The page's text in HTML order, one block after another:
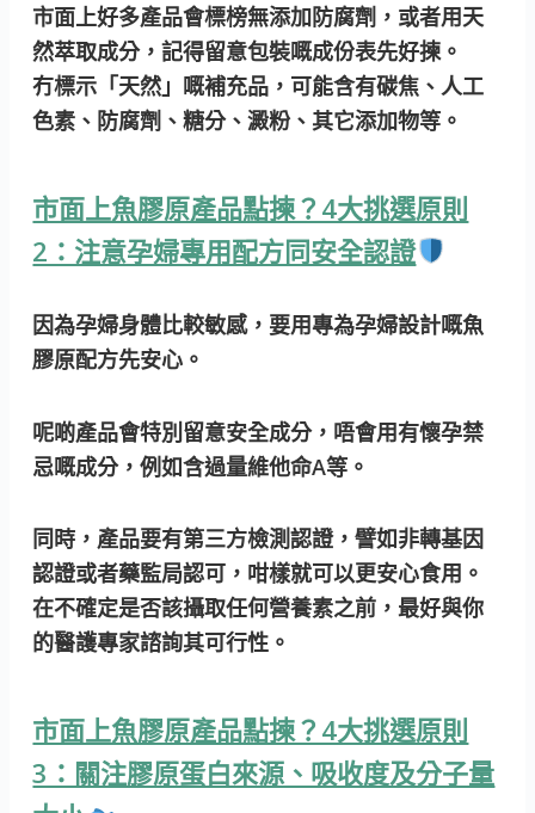
市面上好多產品會標榜無添加防腐劑，或者用天
然萃取成分，記得留意包裝嘅成份表先好揀。
冇標示「天然」嘅補充品，可能含有碳焦、人工
色素、防腐劑、糖分、澱粉、其它添加物等。
市面上魚膠原產品點揀？4大挑選原則
2：注意孕婦專用配方同安全認證
因為孕婦身體比較敏感，要用專為孕婦設計嘅魚
膠原配方先安心。
呢啲產品會特別留意安全成分，唔會用有懷孕禁
忌嘅成分，例如含過量維他命A等。
同時，產品要有第三方檢測認證，譬如非轉基因
認證或者藥監局認可，咁樣就可以更安心食用。
在不確定是否該攝取任何營養素之前，最好與你
的醫護專家諮詢其可行性。
市面上魚膠原產品點揀？4大挑選原則
3：關注膠原蛋白來源、吸收度及分子量